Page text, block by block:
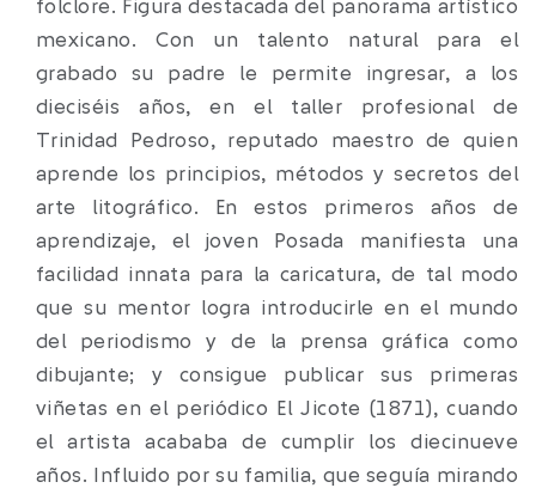
folclore. Figura destacada del panorama artístico
mexicano. Con un talento natural para el
grabado su padre le permite ingresar, a los
dieciséis años, en el taller profesional de
Trinidad Pedroso, reputado maestro de quien
aprende los principios, métodos y secretos del
arte litográfico. En estos primeros años de
aprendizaje, el joven Posada manifiesta una
facilidad innata para la caricatura, de tal modo
que su mentor logra introducirle en el mundo
del periodismo y de la prensa gráfica como
dibujante; y consigue publicar sus primeras
viñetas en el periódico El Jicote (1871), cuando
el artista acababa de cumplir los diecinueve
años. Influido por su familia, que seguía mirando